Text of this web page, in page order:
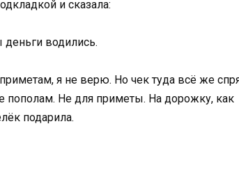
и сказала:
водились.
я не верю. Но чек туда всё же
Не для приметы. На дорожку, как
подарила.